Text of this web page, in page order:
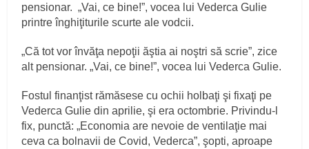
pensionar. „Vai, ce bine!”, vocea lui Vederca Gulie
printre înghiţiturile scurte ale vodcii.
„Că tot vor învăţa nepoţii ăştia ai noştri să scrie”, zice
alt pensionar. „Vai, ce bine!”, vocea lui Vederca Gulie.
Fostul finanţist rămăsese cu ochii holbaţi şi fixaţi pe
Vederca Gulie din aprilie, şi era octombrie. Privindu-l
fix, punctă: „Economia are nevoie de ventilaţie mai
ceva ca bolnavii de Covid, Vederca”, şopti, aproape